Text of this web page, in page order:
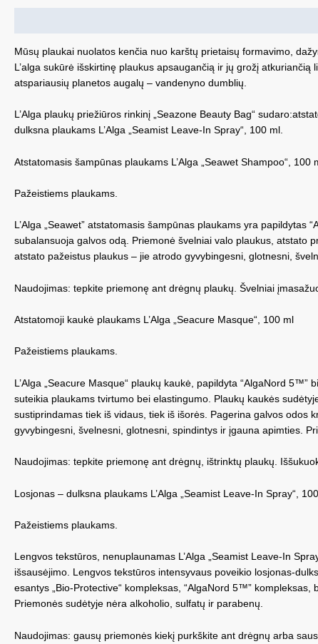
Mūsų plaukai nuolatos kenčia nuo karštų prietaisų formavimo,
L’alga sukūrė išskirtinę plaukus apsaugančią ir jų grožį
atspariausių planetos augalų – vandenyno dumblių.
L’Alga plaukų priežiūros rinkinį „Seazone Beauty Bag“
dulksna plaukams L’Alga „Seamist Leave-In Spray“, 100 ml.
Atstatomasis šampūnas plaukams L’Alga „Seawet Shampoo“, 100
Pažeistiems plaukams.
L’Alga „Seawet” atstatomasis šampūnas plaukams yra
subalansuoja galvos odą. Priemonė švelniai valo plaukus, atstato
atstato pažeistus plaukus – jie atrodo gyvybingesni, glotnesni,
Naudojimas: tepkite priemonę ant drėgnų plaukų. Švelniai
Atstatomoji kaukė plaukams L’Alga „Seacure Masque“, 100 ml
Pažeistiems plaukams.
L’Alga „Seacure Masque“ plaukų kaukė, papildyta “AlgaNord
suteikia plaukams tvirtumo bei elastingumo. Plaukų kaukės
sustiprindamas tiek iš vidaus, tiek iš išorės. Pagerina galvos odos
gyvybingesni, švelnesni, glotnesni, spindintys ir įgauna apimties.
Naudojimas: tepkite priemonę ant drėgnų, ištrinktų plaukų.
Losjonas – dulksna plaukams L’Alga „Seamist Leave-In Spray“,
Pažeistiems plaukams.
Lengvos tekstūros, nenuplaunamas L’Alga „Seamist Leave-In
išsausėjimo. Lengvos tekstūros intensyvaus poveikio losjonas-
esantys „Bio-Protective“ kompleksas, “AlgaNord 5™”
Priemonės sudėtyje nėra alkoholio, sulfatų ir parabenų.
Naudojimas: gausų priemonės kiekį purkškite ant drėgnų arba